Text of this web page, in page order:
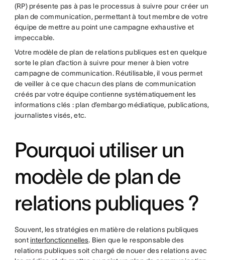
(RP) présente pas à pas le processus à suivre pour créer un
plan de communication, permettant à tout membre de votre
équipe de mettre au point une campagne exhaustive et
impeccable.
Votre modèle de plan de relations publiques est en quelque
sorte le plan d’action à suivre pour mener à bien votre
campagne de communication. Réutilisable, il vous permet
de veiller à ce que chacun des plans de communication
créés par votre équipe contienne systématiquement les
informations clés : plan d’embargo médiatique, publications,
journalistes visés, etc.
Pourquoi utiliser un
modèle de plan de
relations publiques ?
Souvent, les stratégies en matière de relations publiques
sont interfonctionnelles. Bien que le responsable des
relations publiques soit chargé de nouer des relations avec